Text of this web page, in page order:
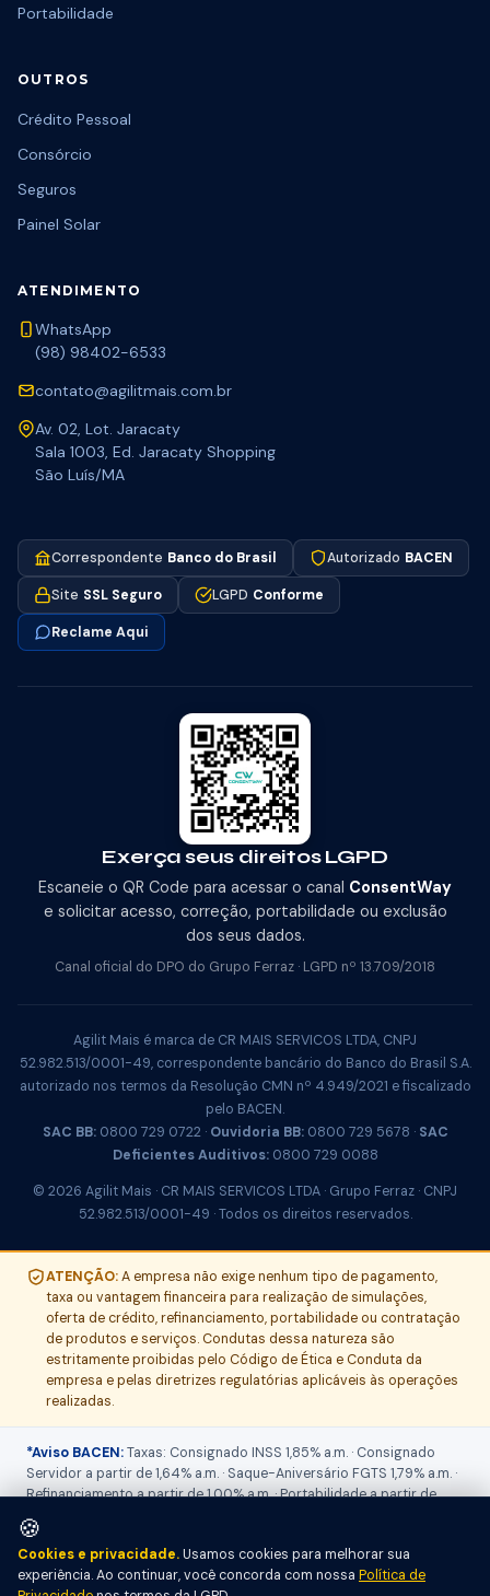
Portabilidade
OUTROS
Crédito Pessoal
Consórcio
Seguros
Painel Solar
ATENDIMENTO
WhatsApp
(98) 98402-6533
contato@agilitmais.com.br
Av. 02, Lot. Jaracaty
Sala 1003, Ed. Jaracaty Shopping
São Luís/MA
Correspondente Banco do Brasil Autorizado BACEN
Site SSL Seguro LGPD Conforme
Reclame Aqui
Exerça seus direitos LGPD
Escaneie o QR Code para acessar o canal ConsentWay
e solicitar acesso, correção, portabilidade ou exclusão
dos seus dados.
Canal oficial do DPO do Grupo Ferraz · LGPD nº 13.709/2018
Agilit Mais é marca de CR MAIS SERVICOS LTDA, CNPJ
52.982.513/0001-49, correspondente bancário do Banco do Brasil S.A.
autorizado nos termos da Resolução CMN nº 4.949/2021 e fiscalizado
pelo BACEN.
SAC BB:0800 729 0722 · Ouvidoria BB:0800 729 5678 · SAC
Deficientes Auditivos:0800 729 0088
© 2026 Agilit Mais · CR MAIS SERVICOS LTDA · Grupo Ferraz · CNPJ
52.982.513/0001-49 · Todos os direitos reservados.
ATENÇÃO:A empresa não exige nenhum tipo de pagamento,
taxa ou vantagem financeira para realização de simulações,
oferta de crédito, refinanciamento, portabilidade ou contratação
de produtos e serviços. Condutas dessa natureza são
estritamente proibidas pelo Código de Ética e Conduta da
empresa e pelas diretrizes regulatórias aplicáveis às operações
realizadas.
*Aviso BACEN:Taxas: Consignado INSS 1,85% a.m. · Consignado
Servidor a partir de 1,64% a.m. · Saque-Aniversário FGTS 1,79% a.m. ·
Refinanciamento a partir de 1,00% a.m. · Portabilidade a partir de
1,73% a.m. O
atendimento, pois varia conforme produto, prazo, valor contratado,
IOF, seguros, tarifas e perfil de crédito. Operações sujeitas a análise
e aprovação pelo Banco do Brasil S.A. Informações sobre tarifas,
🍪
Cookies e privacidade.Usamos cookies para melhorar sua
experiência. Ao continuar, você concorda com nossa Política de